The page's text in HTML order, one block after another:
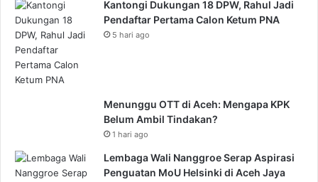
Kantongi Dukungan 18 DPW, Rahul Jadi
Pendaftar Pertama Calon Ketum PNA
5 hari ago
Menunggu OTT di Aceh: Mengapa KPK
Belum Ambil Tindakan?
1 hari ago
Lembaga Wali Nanggroe Serap Aspirasi
Penguatan MoU Helsinki di Aceh Jaya